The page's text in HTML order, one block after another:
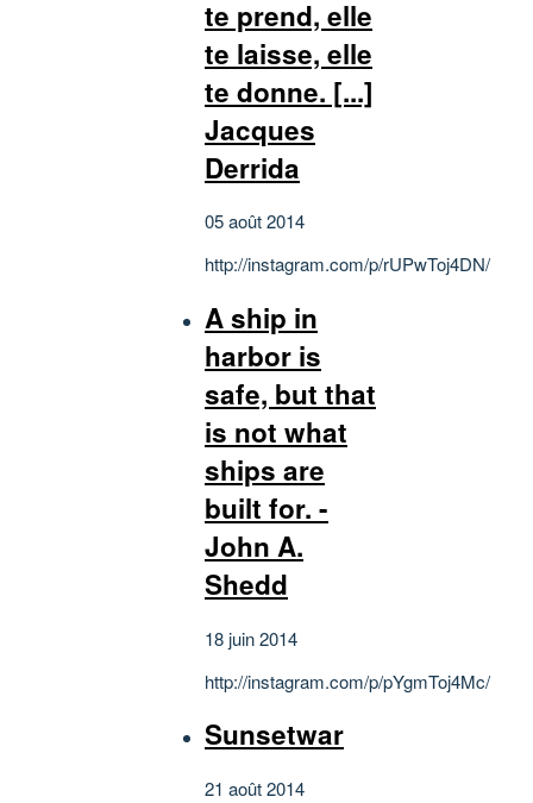
te prend, elle
te laisse, elle
te donne. [...]
Jacques
Derrida
05 août 2014
http://instagram.com/p/rUPwToj4DN/
A ship in
harbor is
safe, but that
is not what
ships are
built for. -
John A.
Shedd
18 juin 2014
http://instagram.com/p/pYgmToj4Mc/
Sunsetwar
21 août 2014